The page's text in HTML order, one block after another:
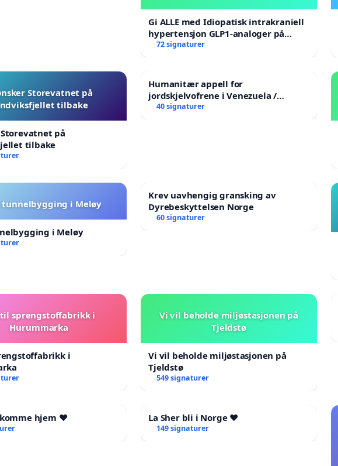
Gi ALLE med Idiopatisk intrakraniell
hypertensjon GLP1-analoger på
blåresept!
72 signaturer
Storevatnet på
tilbake
på
tilbake
Humanitær appell for
jordskjelvofrene i Venezuela /
Humanitarian Appeal for the
40 signaturer
tunnelbygging i Meløy
i Meløy
Krev uavhengig gransking av
Dyrebeskyttelsen Norge
60 signaturer
til sprengstoffabrikk i
Hurummarka
i
Vi vil beholde miljøstasjonen på
Tjeldstø
Vi vil beholde miljøstasjonen på
Tjeldstø
549 signaturer
hjem ❤️ La Sher bli i Norge ❤️
149 signaturer